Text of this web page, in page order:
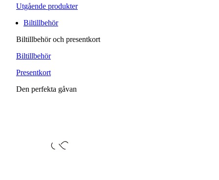
Utgående produkter
Biltillbehör
Biltillbehör och presentkort
Biltillbehör
Presentkort
Den perfekta gåvan